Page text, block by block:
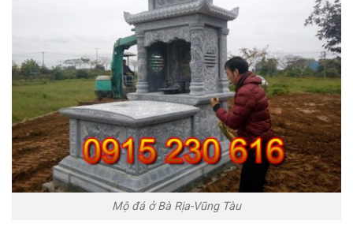
Mộ đá ở Bà Rịa-Vũng Tàu